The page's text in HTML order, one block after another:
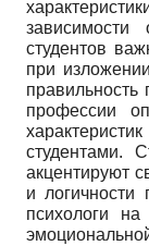
зависимости
студентов
при
профессии
студентами.
акцентируют
и логичности
психологи